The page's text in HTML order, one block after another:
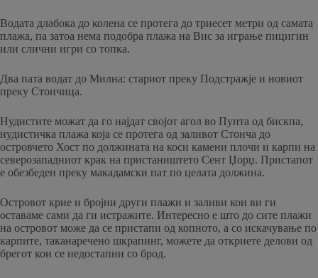
Водата длабока до колена се протега до триесет метри од самата
плажа, па затоа нема подобра плажа на Вис за играње пицигин
или слични игри со топка.
Два пата водат до Милна: стариот преку Подстражје и новиот
преку Стончица.
Нудистите можат да го најдат својот агол во Пунта од бискпа,
нудистичка плажа која се протега од заливот Стонча до
островчето Хост по должината на коси камени плочи и карпи на
северозападниот крак на пристаништето Сент Џорџ. Пристапот
е обезбеден преку макадамски пат по целата должина.
Островот крие и бројни други плажи и заливи кои ви ги
оставаме сами да ги истражите. Интересно е што до сите плажи
на островот може да се пристапи од копното, а со искачување по
карпите, таканаречено шкрапинг, можете да откриете делови од
брегот кои се недостапни со брод.